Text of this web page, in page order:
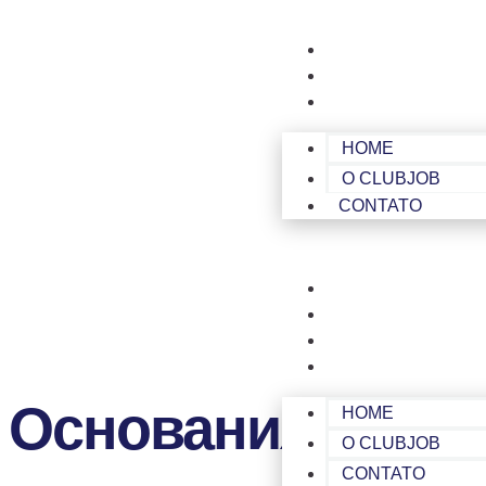
HOME
O CLUBJOB
CONTATO
HOME
O CLUBJOB
CONTATO
Основания